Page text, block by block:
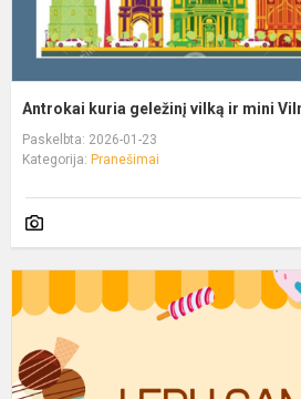
Antrokai kuria geležinį vilką ir mini
Paskelbta: 2026-01-23
Kategorija: Pranešimai